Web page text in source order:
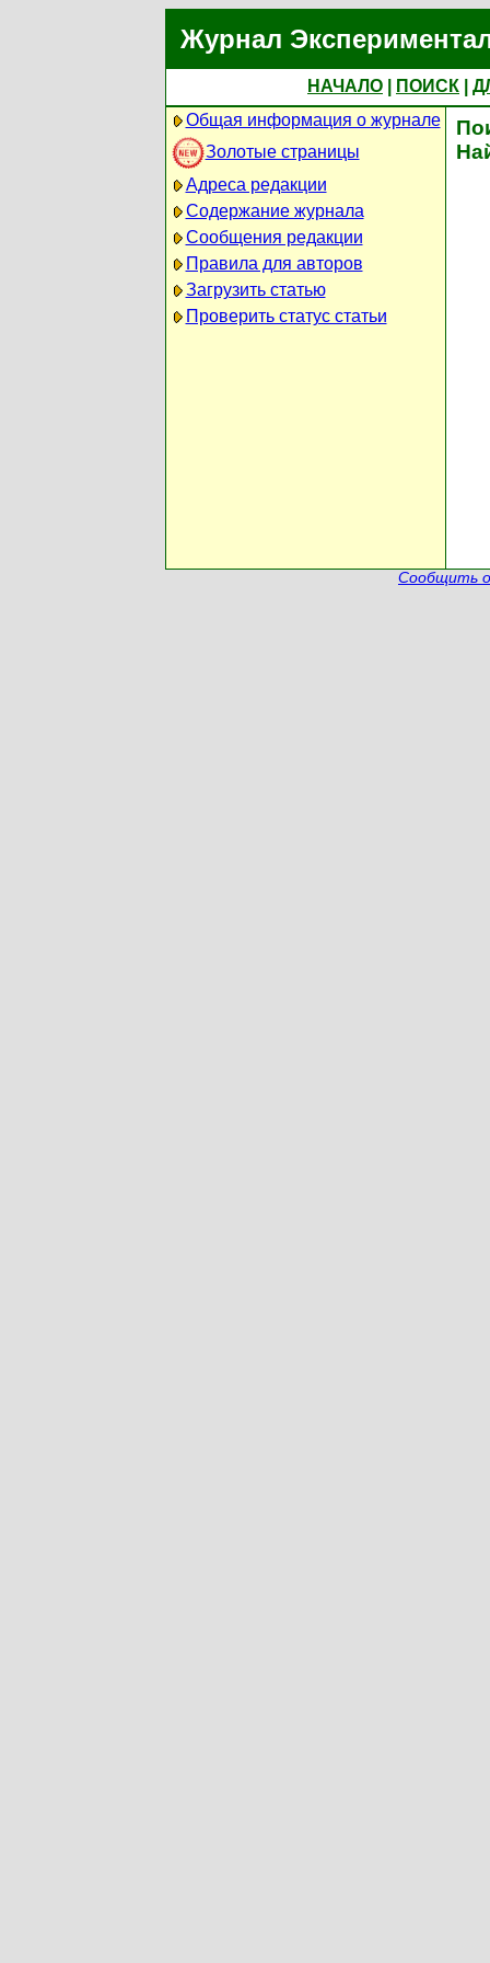
Журнал
НАЧАЛО ПОИСК
Общая информация о журнале
Золотые страницы
Адреса редакции
Содержание журнала
Сообщения редакции
Правила для авторов
Загрузить статью
Проверить статус статьи
Сообщить о